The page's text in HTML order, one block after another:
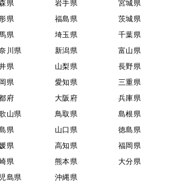
県 岩手県
宮城県
県 福島県
茨城県
県 埼玉県
千葉県
川県 新潟県
富山県
県 山梨県
長野県
県 愛知県
三重県
府 大阪府
兵庫県
山県 鳥取県
島根県
県 山口県
徳島県
県 高知県
福岡県
県 熊本県
大分県
島県 沖縄県